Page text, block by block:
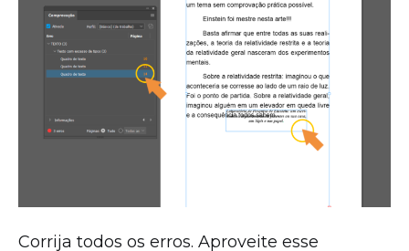
Corrija todos os erros. Aproveite esse